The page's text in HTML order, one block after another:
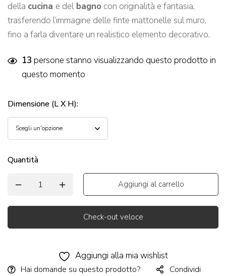
della cucina e delbagno con originalità e fantasia,
trasferendo l’immagine delle finte mattonelle sul muro,
fino a farla diventare un realistico elemento decorativo.
13 persone stanno visualizzando questo prodotto in
questo momento
Dimensione (L X H):
Quantità
Aggiungi al carrello
Check-out veloce
Aggiungi alla mia wishlist
Hai domande su questo prodotto? Condividi